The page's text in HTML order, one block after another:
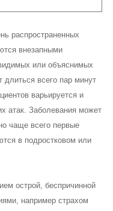
распространенных
внезапными
или объяснимых
всего пар минут
варьируется и
атак. Заболевания может
чаще всего первые
в подростковом или
острой, беспричинной
например страхом